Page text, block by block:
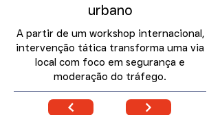
urbano
A partir de um workshop internacional,
intervenção tática transforma uma via
local com foco em segurança e
moderação do tráfego.